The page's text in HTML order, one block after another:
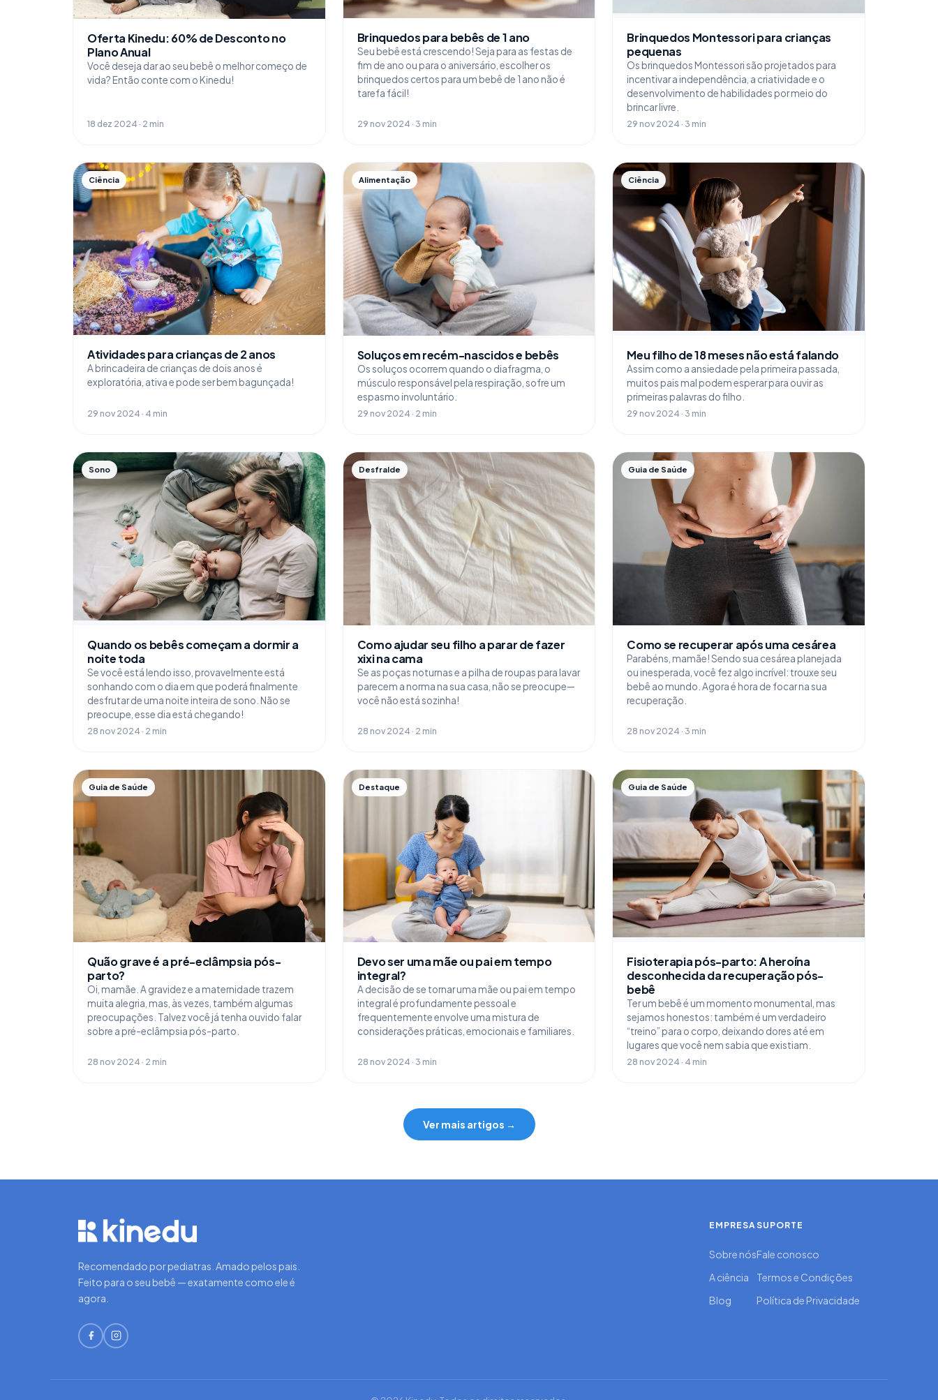
Oferta Kinedu: 60% de Desconto no
Plano Anual
Você deseja dar ao seu bebê o melhor começo de
vida? Então conte com o Kinedu!
18 dez 2024 · 2 min
Brinquedos para bebês de 1 ano
Seu bebê está crescendo! Seja para as festas de
fim de ano ou para o aniversário, escolher os
brinquedos certos para um bebê de 1 ano não é
tarefa fácil!
29 nov 2024 · 3 min
Brinquedos Montessori para crianças
pequenas
Os brinquedos Montessori são projetados para
incentivar a independência, a criatividade e o
desenvolvimento de habilidades por meio do
brincar livre.
29 nov 2024 · 3 min
Ciência
Atividades para crianças de 2 anos
A brincadeira de crianças de dois anos é
exploratória, ativa e pode ser bem bagunçada!
29 nov 2024 · 4 min
Alimentação
Soluços em recém-nascidos e bebês
Os soluços ocorrem quando o diafragma, o
músculo responsável pela respiração, sofre um
espasmo involuntário.
29 nov 2024 · 2 min
Ciência
Meu filho de 18 meses não está falando
Assim como a ansiedade pela primeira passada,
muitos pais mal podem esperar para ouvir as
primeiras palavras do filho.
29 nov 2024 · 3 min
Sono
Quando os bebês começam a dormir a
noite toda
Se você está lendo isso, provavelmente está
sonhando com o dia em que poderá finalmente
desfrutar de uma noite inteira de sono. Não se
preocupe, esse dia está chegando!
28 nov 2024 · 2 min
Desfralde
Como ajudar seu filho a parar de fazer
xixi na cama
Se as poças noturnas e a pilha de roupas para lavar
parecem a norma na sua casa, não se preocupe—
você não está sozinha!
28 nov 2024 · 2 min
Guia de Saúde
Como se recuperar após uma cesárea
Parabéns, mamãe! Sendo sua cesárea planejada
ou inesperada, você fez algo incrível: trouxe seu
bebê ao mundo. Agora é hora de focar na sua
recuperação.
28 nov 2024 · 3 min
Guia de Saúde
Quão grave é a pré-eclâmpsia pós-
parto?
Oi, mamãe. A gravidez e a maternidade trazem
muita alegria, mas, às vezes, também algumas
preocupações. Talvez você já tenha ouvido falar
sobre a pré-eclâmpsia pós-parto.
28 nov 2024 · 2 min
Destaque
Devo ser uma mãe ou pai em tempo
integral?
A decisão de se tornar uma mãe ou pai em tempo
integral é profundamente pessoal e
frequentemente envolve uma mistura de
considerações práticas, emocionais e familiares.
28 nov 2024 · 3 min
Guia de Saúde
Fisioterapia pós-parto: A heroína
desconhecida da recuperação pós-
bebê
Ter um bebê é um momento monumental, mas
sejamos honestos: também é um verdadeiro
“treino” para o corpo, deixando dores até em
lugares que você nem sabia que existiam.
28 nov 2024 · 4 min
Ver mais artigos →
Recomendado por pediatras. Amado pelos pais.
Feito para o seu bebê — exatamente como ele é
agora.
EMPRESA
Sobre nós
A ciência
Blog
SUPORTE
Fale conosco
Termos e Condições
Política de Privacidade